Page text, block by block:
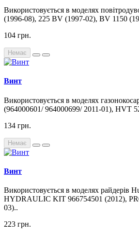
Використовується в моделях
(1996-08), 225 BV (1997-02), BV 1150
104 грн.
Немає
Винт
Використовується в моделях
(964000601/ 964000699/ 2011-01), HVT
134 грн.
Немає
Винт
Використовується в моделях райдерів
HYDRAULIC KIT 966754501 (2012),
03)..
223 грн.